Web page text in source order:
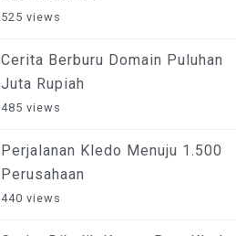
525 views
Cerita Berburu Domain Puluhan
Juta Rupiah
485 views
Perjalanan Kledo Menuju 1.500
Perusahaan
440 views